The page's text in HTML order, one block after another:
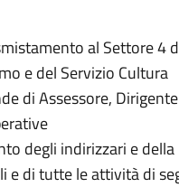
al Settore 4
e del Servizio Cultura
di Assessore,
degli indirizzari e
di tutte le attività di